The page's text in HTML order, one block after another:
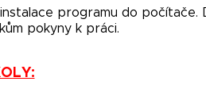
programu do
pokyny k práci.